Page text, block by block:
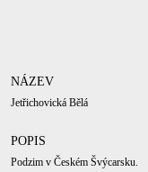
NÁZEV
Jetřichovická Bělá
POPIS
Podzim v Českém Švýcarsku.